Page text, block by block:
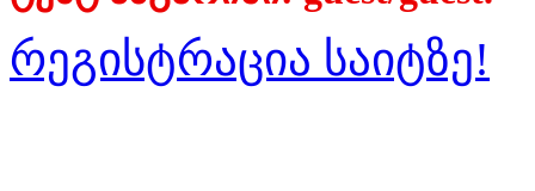
რეგისტრაცია საიტზე!